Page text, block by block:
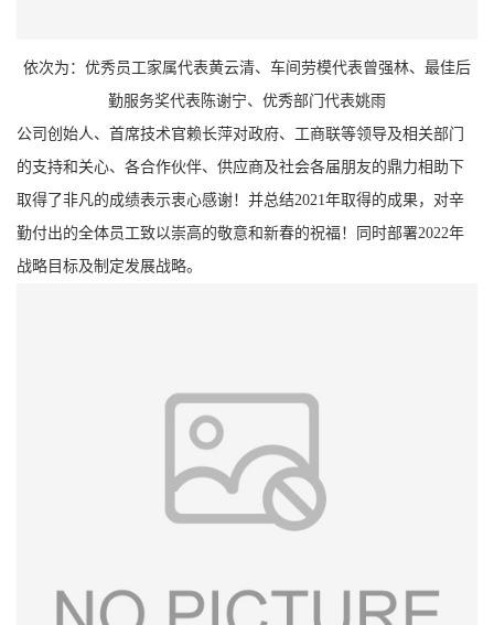
依次为：优秀员工家属代表黄云清、车间劳模代表曾强林、最佳后
勤服务奖代表陈谢宁、优秀部门代表姚雨
公司创始人、首席技术官赖长萍对政府、工商联等领导及相关部门
的支持和关心、各合作伙伴、供应商及社会各届朋友的鼎力相助下
取得了非凡的成绩表示衷心感谢！并总结2021年取得的成果，对辛
勤付出的全体员工致以崇高的敬意和新春的祝福！同时部署2022年
战略目标及制定发展战略。